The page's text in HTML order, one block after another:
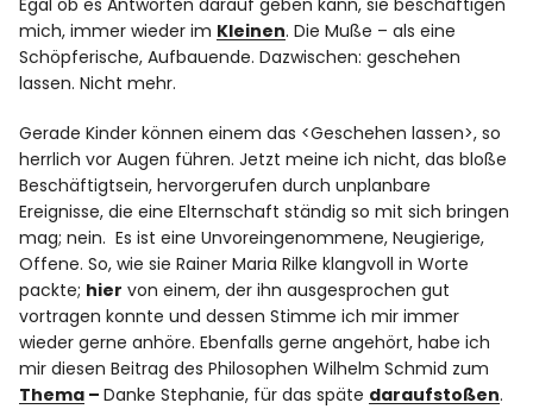
Egal ob es Antworten darauf geben kann, sie beschäftigen
mich, immer wieder im Kleinen. Die Muße – als eine
Schöpferische, Aufbauende. Dazwischen: geschehen
lassen. Nicht mehr.
Gerade Kinder können einem das <Geschehen lassen>, so
herrlich vor Augen führen. Jetzt meine ich nicht, das bloße
Beschäftigtsein, hervorgerufen durch unplanbare
Ereignisse, die eine Elternschaft ständig so mit sich bringen
mag; nein. Es ist eine Unvoreingenommene, Neugierige,
Offene. So, wie sie Rainer Maria Rilke klangvoll in Worte
packte; hier von einem, der ihn ausgesprochen gut
vortragen konnte und dessen Stimme ich mir immer
wieder gerne anhöre. Ebenfalls gerne angehört, habe ich
mir diesen Beitrag des Philosophen Wilhelm Schmid zum
Thema –Danke Stephanie, für das späte daraufstoßen.